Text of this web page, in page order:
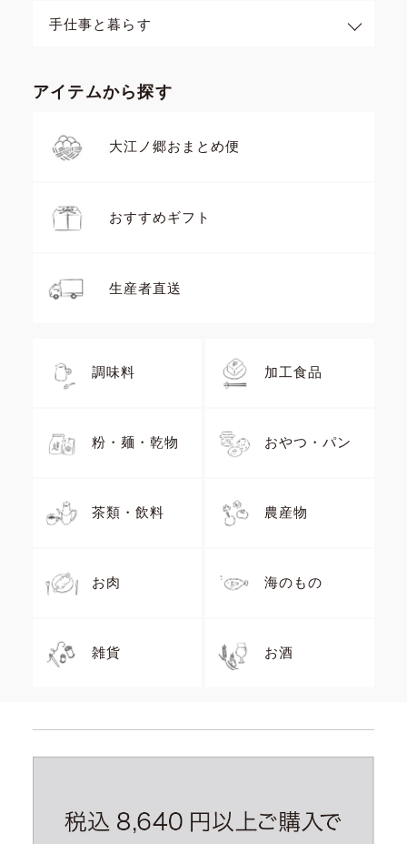
手仕事と暮らす
アイテムから探す
大江ノ郷おまとめ便
おすすめギフト
生産者直送
調味料 加工食品
粉・麺・乾物 おやつ・パン
茶類・飲料 農産物
お肉 海のもの
雑貨 お酒